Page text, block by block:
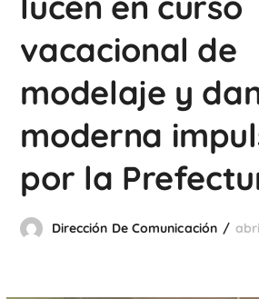
vacacional de
modelaje y
moderna
por la
Dirección De Comunicación